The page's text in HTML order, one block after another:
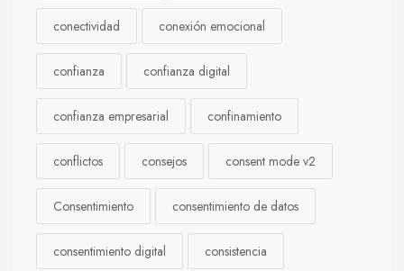
conectividad conexión emocional
confianza confianza digital
confianza empresarial confinamiento
conflictos consejos consent mode v2
Consentimiento consentimiento de datos
consentimiento digital consistencia